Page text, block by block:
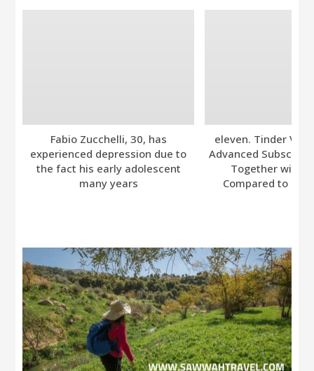
Fabio Zucchelli, 30, has
experienced depression due to
the fact his early adolescent
many years
eleven. Tinder
Advanced
Together with
Compared to